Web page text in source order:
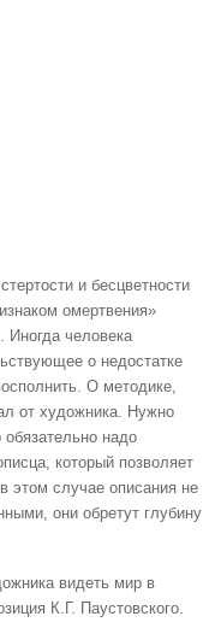
и бесцветности
омертвения»
Иногда человека
о недостатке
О методике,
от художника. Нужно
надо
который позволяет
этом случае описания не
они обретут глубину
видеть мир в
К.Г. Паустовского.